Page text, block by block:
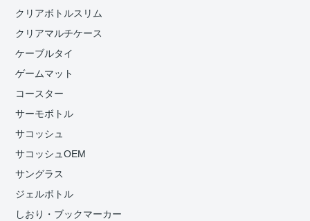
クリアボトルスリム
クリアマルチケース
ケーブルタイ
ゲームマット
コースター
サーモボトル
サコッシュ
サコッシュOEM
サングラス
ジェルボトル
しおり・ブックマーカー